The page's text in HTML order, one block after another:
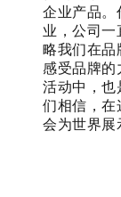
企业产品。
业，公司一
略我们在品
感受品牌的
活动中，也
们相信，在
会为世界展